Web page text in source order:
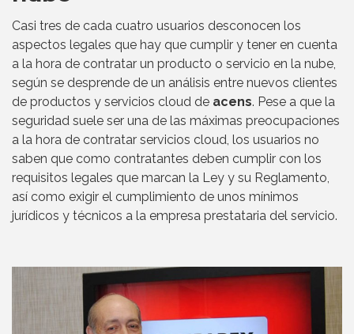
Casi tres de cada cuatro usuarios desconocen los
aspectos legales que hay que cumplir y tener en cuenta
a la hora de contratar un producto o servicio en la nube,
según se desprende de un análisis entre nuevos clientes
de productos y servicios cloud de acens. Pese a que la
seguridad suele ser una de las máximas preocupaciones
a la hora de contratar servicios cloud, los usuarios no
saben que como contratantes deben cumplir con los
requisitos legales que marcan la Ley y su Reglamento,
así como exigir el cumplimiento de unos mínimos
jurídicos y técnicos a la empresa prestataria del servicio.